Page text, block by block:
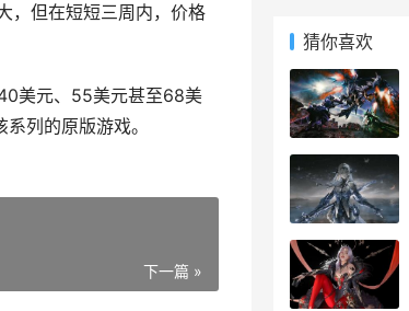
，但在短短三周内，价格
美元、55美元甚至68美
列的原版游戏。
下一篇 »
猜你喜欢